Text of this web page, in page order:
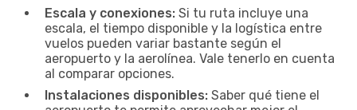
Escala y conexiones: Si tu ruta incluye una
escala, el tiempo disponible y la logística entre
vuelos pueden variar bastante según el
aeropuerto y la aerolínea. Vale tenerlo en cuenta
al comparar opciones.
Instalaciones disponibles: Saber qué tiene el